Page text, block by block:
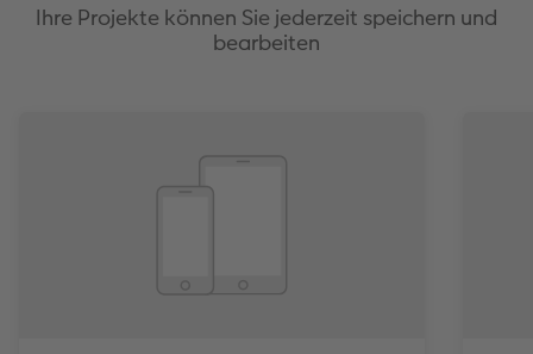
Ihre Projekte können Sie jederzeit speichern und
bearbeiten